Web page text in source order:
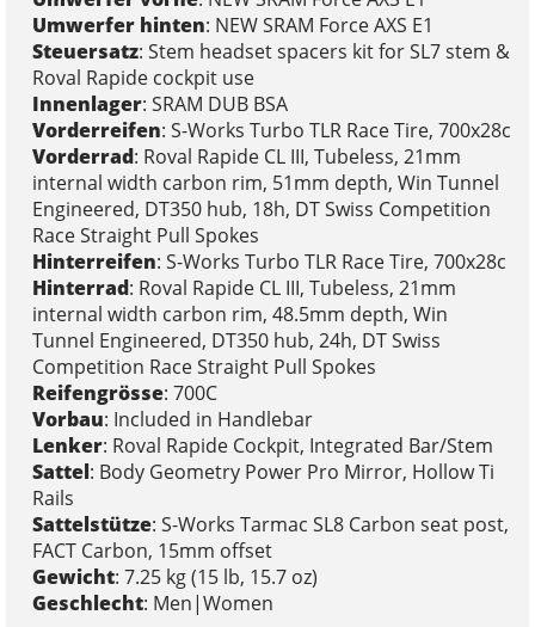
Umwerfer hinten: NEW SRAM Force AXS E1
Steuersatz: Stem headset spacers kit for SL7 stem &
Roval Rapide cockpit use
Innenlager: SRAM DUB BSA
Vorderreifen: S-Works Turbo TLR Race Tire, 700x28c
Vorderrad: Roval Rapide CL III, Tubeless, 21mm
internal width carbon rim, 51mm depth, Win Tunnel
Engineered, DT350 hub, 18h, DT Swiss Competition
Race Straight Pull Spokes
Hinterreifen: S-Works Turbo TLR Race Tire, 700x28c
Hinterrad: Roval Rapide CL III, Tubeless, 21mm
internal width carbon rim, 48.5mm depth, Win
Tunnel Engineered, DT350 hub, 24h, DT Swiss
Competition Race Straight Pull Spokes
Reifengrösse: 700C
Vorbau: Included in Handlebar
Lenker: Roval Rapide Cockpit, Integrated Bar/Stem
Sattel: Body Geometry Power Pro Mirror, Hollow Ti
Rails
Sattelstütze: S-Works Tarmac SL8 Carbon seat post,
FACT Carbon, 15mm offset
Gewicht: 7.25 kg (15 lb, 15.7 oz)
Geschlecht: Men|Women